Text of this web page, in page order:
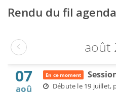
Rendu du fil agenda